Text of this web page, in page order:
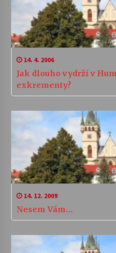
14. 4. 2006
Jak dlouho vydrží v
exkrementy?
14. 12. 2009
Nesem Vám…